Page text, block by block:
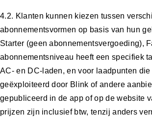
4.2. Klanten kunnen kiezen tussen
abonnementsvormen op basis van hun
Starter (geen abonnementsvergoeding),
abonnementsniveau heeft een specifiek
AC- en DC-laden, en voor laadpunten die
geëxploiteerd door Blink of andere
gepubliceerd in de app of op de website
prijzen zijn inclusief btw, tenzij anders